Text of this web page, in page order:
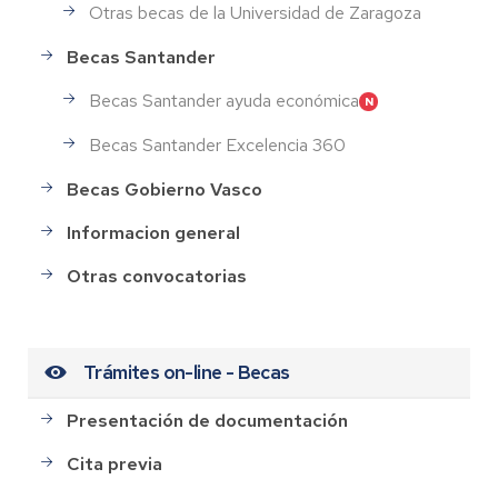
Otras becas de la Universidad de Zaragoza
Becas Santander
Becas Santander ayuda económica
Becas Santander Excelencia 360
Becas Gobierno Vasco
Informacion general
Otras convocatorias
Trámites on-line - Becas
Presentación de documentación
Cita previa